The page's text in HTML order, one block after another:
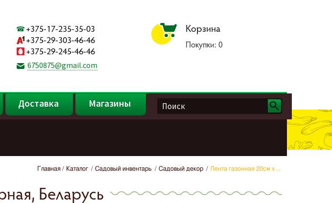
+375-17-235-35-03
+375-29-303-46-46
+375-29-245-46-46
6750875@gmail.com
Корзина
Покупки:0
Доставка Магазины
Главная Каталог Садовый инвентарь Садовый декор Лента газонная 20см х ...
Беларусь